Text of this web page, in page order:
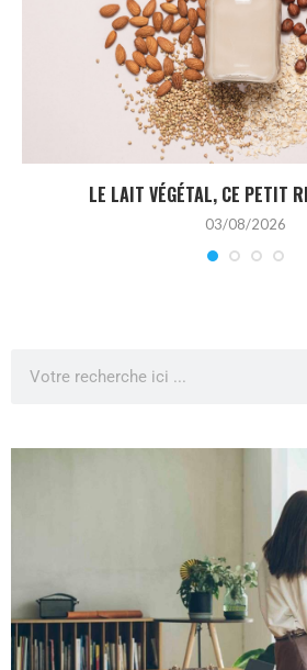
LE LAIT VÉGÉTAL, CE PETIT
03/08/2026